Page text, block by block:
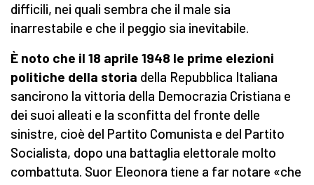
difficili, nei quali sembra che il male sia
inarrestabile e che il peggio sia inevitabile.
È noto che il 18 aprile 1948 le prime elezioni
politiche della storia della Repubblica Italiana
sancirono la vittoria della Democrazia Cristiana e
dei suoi alleati e la sconfitta del fronte delle
sinistre, cioè del Partito Comunista e del Partito
Socialista, dopo una battaglia elettorale molto
combattuta. Suor Eleonora tiene a far notare «che